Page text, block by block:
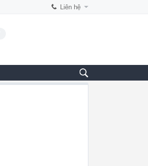
Liên hệ